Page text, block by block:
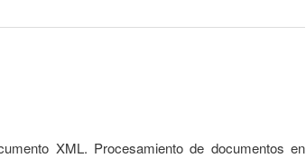
XML. Procesamiento de documentos en